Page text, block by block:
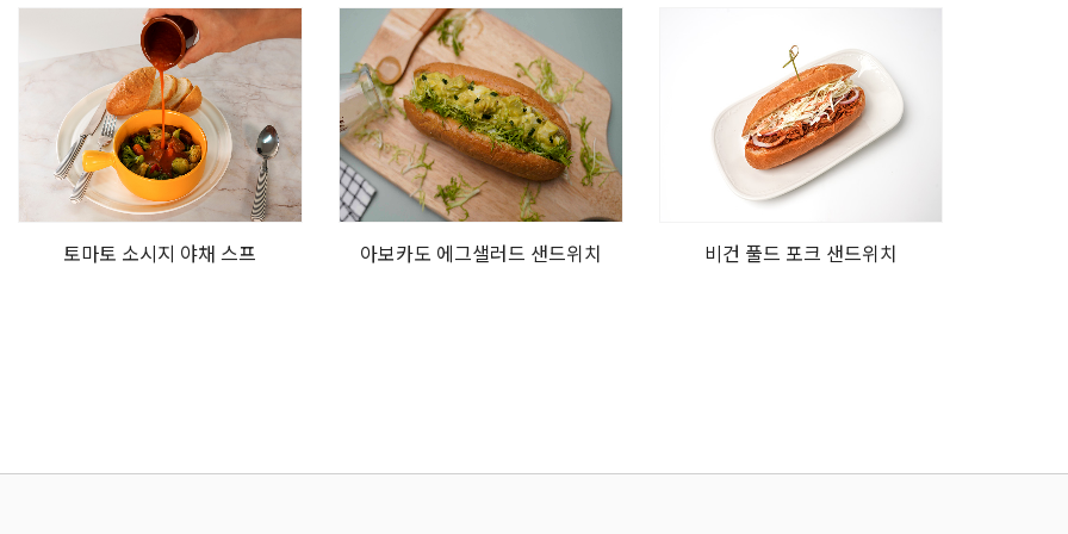
토마토 소시지 야채 스프 아보카도 에그샐러드 샌드위치 비건 풀드 포크 샌드위치